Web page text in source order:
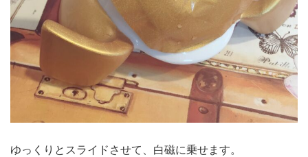
ゆっくりとスライドさせて、白磁に乗せます。